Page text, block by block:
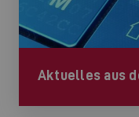
Aktuelles aus